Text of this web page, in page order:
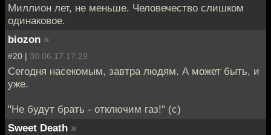
Миллион лет, не меньше. Человечество слишком
одинаковое.
biozon »
#20 | 30.06.17 17:29
Сегодня насекомым, завтра людям. А может быть, и
уже.
"Не будут брать - отключим газ!" (с)
Sweet Death »